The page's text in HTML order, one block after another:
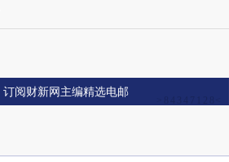
订阅财新网主编精选电邮